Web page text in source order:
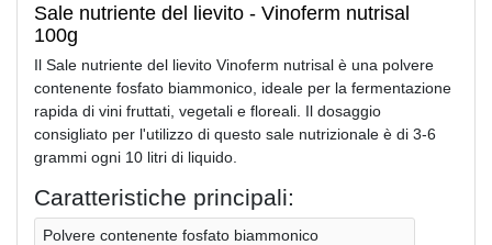
Sale nutriente del lievito - Vinoferm nutrisal
100g
Il Sale nutriente del lievito Vinoferm nutrisal è una polvere
contenente fosfato biammonico, ideale per la fermentazione
rapida di vini fruttati, vegetali e floreali. Il dosaggio
consigliato per l'utilizzo di questo sale nutrizionale è di 3-6
grammi ogni 10 litri di liquido.
Caratteristiche principali:
Polvere contenente fosfato biammonico